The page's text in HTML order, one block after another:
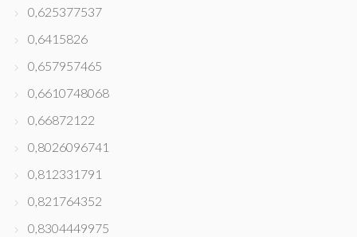
0,625377537
0,6415826
0,657957465
0,6610748068
0,66872122
0,8026096741
0,812331791
0,821764352
0,8304449975